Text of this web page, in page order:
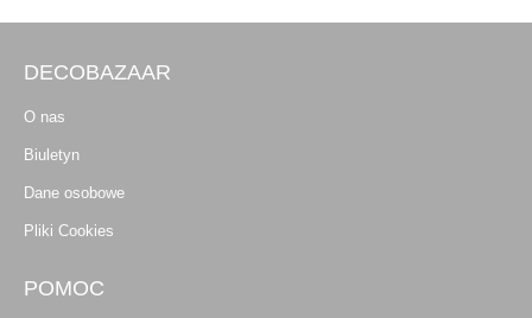
DECOBAZAAR
O nas
Biuletyn
Dane osobowe
Pliki Cookies
POMOC